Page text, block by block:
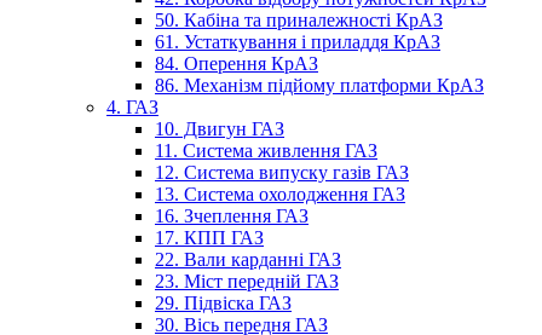
50. Кабіна та приналежності КрАЗ
61. Устаткування і приладдя КрАЗ
84. Оперення КрАЗ
86. Механізм підйому платформи КрАЗ
4. ГАЗ
10. Двигун ГАЗ
11. Система живлення ГАЗ
12. Система випуску газів ГАЗ
13. Система охолодження ГАЗ
16. Зчеплення ГАЗ
17. КПП ГАЗ
22. Вали карданні ГАЗ
23. Міст передній ГАЗ
29. Підвіска ГАЗ
30. Вісь передня ГАЗ